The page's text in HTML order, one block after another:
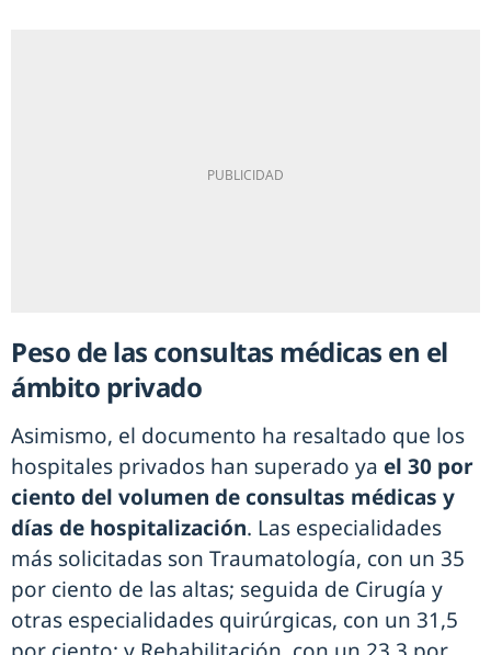
Peso de las consultas médicas en el
ámbito privado
Asimismo, el documento ha resaltado que los
hospitales privados han superado ya el 30 por
ciento del volumen de consultas médicas y
días de hospitalización. Las especialidades
más solicitadas son Traumatología, con un 35
por ciento de las altas; seguida de Cirugía y
otras especialidades quirúrgicas, con un 31,5